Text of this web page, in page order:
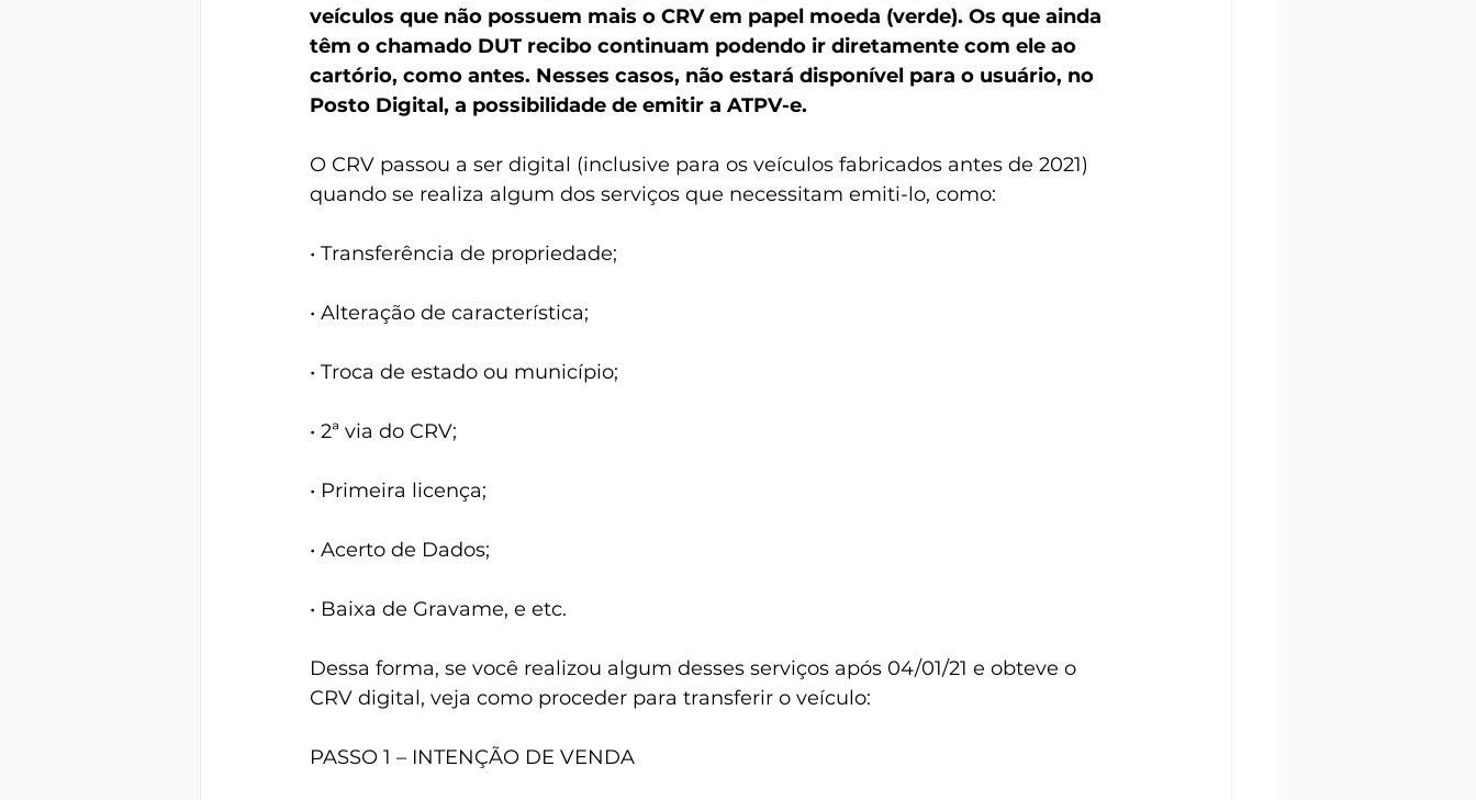
veículos que não possuem mais o CRV em papel moeda (verde). Os que ainda
têm o chamado DUT recibo continuam podendo ir diretamente com ele ao
cartório, como antes. Nesses casos, não estará disponível para o usuário, no
Posto Digital, a possibilidade de emitir a ATPV-e.
O CRV passou a ser digital (inclusive para os veículos fabricados antes de 2021)
quando se realiza algum dos serviços que necessitam emiti-lo, como:
• Transferência de propriedade;
• Alteração de característica;
• Troca de estado ou município;
• 2ª via do CRV;
• Primeira licença;
• Acerto de Dados;
• Baixa de Gravame, e etc.
Dessa forma, se você realizou algum desses serviços após 04/01/21 e obteve o
CRV digital, veja como proceder para transferir o veículo:
PASSO 1 – INTENÇÃO DE VENDA